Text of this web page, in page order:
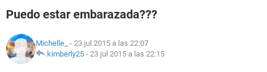
NUTRICIÓN
Puedo estar embarazada???
Michelle_ - 23 jul 2015 a las 22:07
kimberly25 - 23 jul 2015 a las 22:15